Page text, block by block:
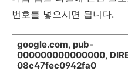
번호를 넣으시면 됩니다.
google.com, pub-
000000000000000,
08c47fec0942fa0